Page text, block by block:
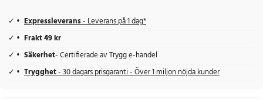
Expressleverans- Leverans på 1 dag*
Frakt 49 kr
Säkerhet- Certifierade av Trygg e-handel
Trygghet- 30 dagars prisgaranti - Över 1 miljon nöjda kunder